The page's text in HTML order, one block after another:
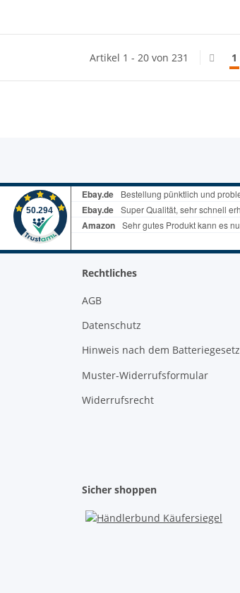
Artikel 1 - 20 von 231 1
Rechtliches
AGB
Datenschutz
Hinweis nach dem Batteriegesetz
Muster-Widerrufsformular
Widerrufsrecht
Sicher shoppen